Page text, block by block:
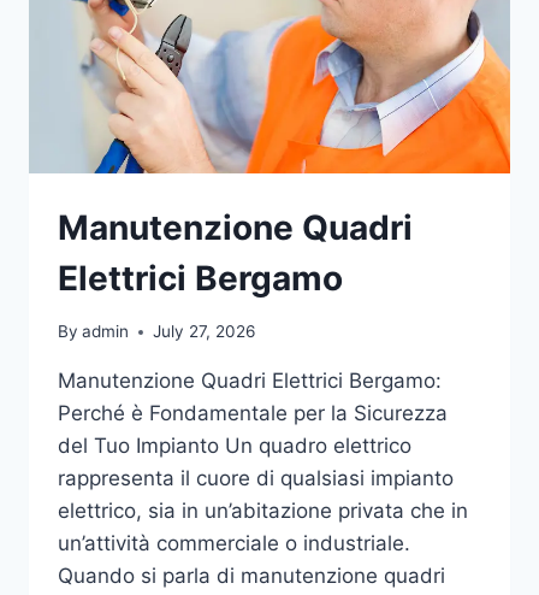
Manutenzione Quadri
Elettrici Bergamo
By admin July 27, 2026
Manutenzione Quadri Elettrici Bergamo:
Perché è Fondamentale per la Sicurezza
del Tuo Impianto Un quadro elettrico
rappresenta il cuore di qualsiasi impianto
elettrico, sia in un’abitazione privata che in
un’attività commerciale o industriale.
Quando si parla di manutenzione quadri